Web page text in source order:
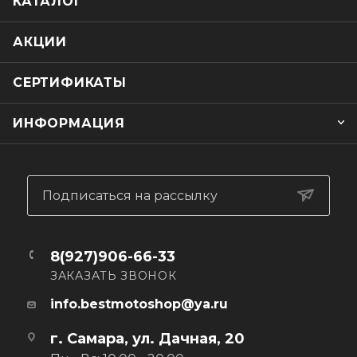
очень разумной ценой.
Внутренний материал: хлопок, утеплитель Polartec®
Защита: : вставки из амортизирующей пены
АКЦИИ
СЕРТИФИКАТЫ
ИНФОРМАЦИЯ
г. Самара, ул. Дачная, 20
Подписаться на рассылку
8(927)906-66-33
ЗАКАЗАТЬ ЗВОНОК
info.bestmotoshop@ya.ru